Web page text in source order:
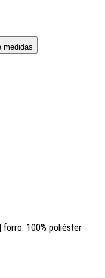
medidas
forro: 100% poliéster